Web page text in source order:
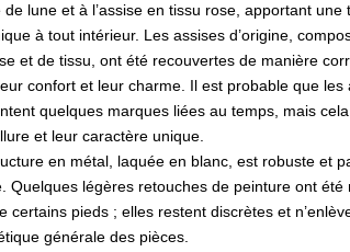
de lune et à l’assise en tissu rose, apportant une
à tout intérieur. Les assises d’origine,
et de tissu, ont été recouvertes de manière
confort et leur charme. Il est probable que les
quelques marques liées au temps, mais cela
et leur caractère unique.
en métal, laquée en blanc, est robuste et
Quelques légères retouches de peinture ont été
certains pieds ; elles restent discrètes et
générale des pièces.